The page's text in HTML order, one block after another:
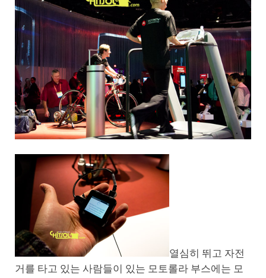
열심히 뛰고 자전
거를 타고 있는 사람들이 있는 모토롤라 부스에는 모